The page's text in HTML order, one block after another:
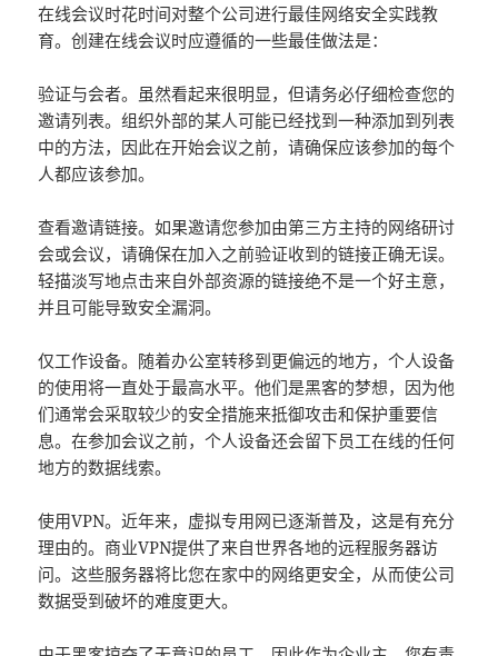
在线会议时花时间对整个公司进行最佳网络安全实践教
育。创建在线会议时应遵循的一些最佳做法是：
验证与会者。虽然看起来很明显，但请务必仔细检查您的
邀请列表。组织外部的某人可能已经找到一种添加到列表
中的方法，因此在开始会议之前，请确保应该参加的每个
人都应该参加。
查看邀请链接。如果邀请您参加由第三方主持的网络研讨
会或会议，请确保在加入之前验证收到的链接正确无误。
轻描淡写地点击来自外部资源的链接绝不是一个好主意，
并且可能导致安全漏洞。
仅工作设备。随着办公室转移到更偏远的地方，个人设备
的使用将一直处于最高水平。他们是黑客的梦想，因为他
们通常会采取较少的安全措施来抵御攻击和保护重要信
息。在参加会议之前，个人设备还会留下员工在线的任何
地方的数据线索。
使用VPN。近年来，虚拟专用网已逐渐普及，这是有充分
理由的。商业VPN提供了来自世界各地的远程服务器访
问。这些服务器将比您在家中的网络更安全，从而使公司
数据受到破坏的难度更大。